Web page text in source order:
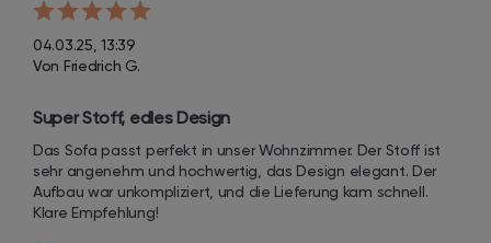
04.03.25, 13:39
Von Friedrich G.
Super Stoff, edles Design
Das Sofa passt perfekt in unser Wohnzimmer. Der Stoff ist
sehr angenehm und hochwertig, das Design elegant. Der
Aufbau war unkompliziert, und die Lieferung kam schnell.
Klare Empfehlung!